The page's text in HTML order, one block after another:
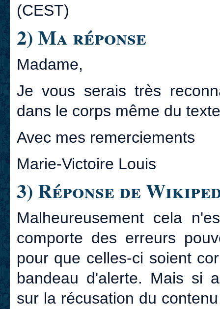
(CEST)
2) Ma réponse
Madame,
Je vous serais très
dans le corps même du
Avec mes remerciements
Marie-Victoire Louis
3) Réponse de
Malheureusement cela
comporte des erreurs
pour que celles-ci soient
bandeau d'alerte. Mais si
sur la récusation du